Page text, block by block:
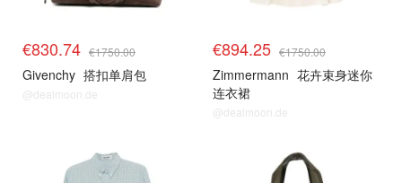
€830.74 €1750.00
Givenchy 搭扣单肩包
@dealmoon.de
€894.25 €1750.00
Zimmermann 花卉束身迷你
连衣裙
@dealmoon.de